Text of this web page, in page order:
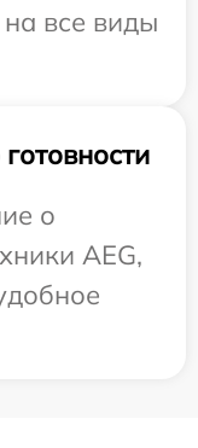
все виды
о
AEG,